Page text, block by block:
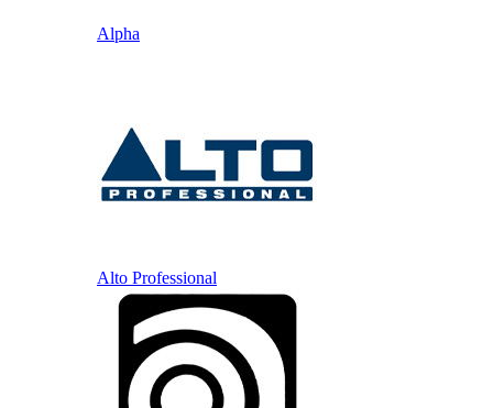
Alpha
Alto Professional